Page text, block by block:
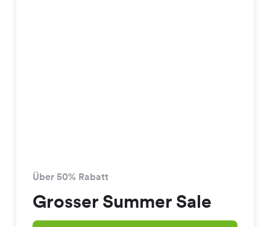
Über 50% Rabatt
Grosser Summer Sale